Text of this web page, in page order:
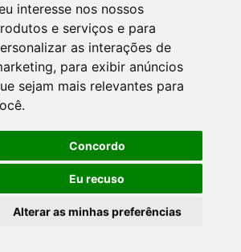
interesse nos nossos
e serviços e para
as interações de
, para exibir anúncios
sejam mais relevantes para
.
Concordo
Eu recuso
Alterar as minhas preferências
a Sexta-feira de 12h às 19h.
pelo Fale Conosco.
reservados ao CFESS